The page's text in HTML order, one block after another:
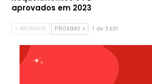
aprovados em 2023
ANTERIOR PRÓXIMO 1 de 3.631